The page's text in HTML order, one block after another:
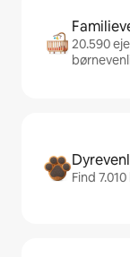
20.590
Find